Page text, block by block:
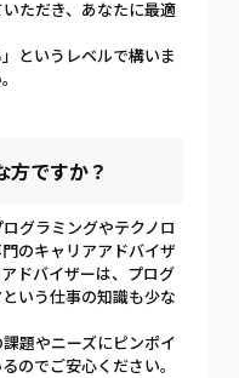
ただき、あなたに最適
というレベルで構いま
方ですか？
グラミングやテクノロ
のキャリアアドバイザ
ドバイザーは、プログ
いう仕事の知識も少な
題やニーズにピンポイ
のでご安心ください。